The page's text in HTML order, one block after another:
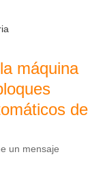
máquina
de
un mensaje